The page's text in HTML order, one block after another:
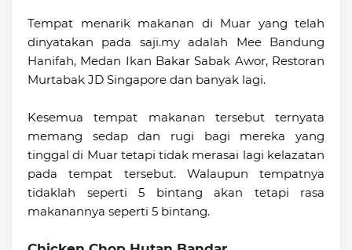
Tempat menarik makanan di Muar yang telah
dinyatakan pada saji.my adalah Mee Bandung
Hanifah, Medan Ikan Bakar Sabak Awor, Restoran
Murtabak JD Singapore dan banyak lagi.
Kesemua tempat makanan tersebut ternyata
memang sedap dan rugi bagi mereka yang
tinggal di Muar tetapi tidak merasai lagi kelazatan
pada tempat tersebut. Walaupun tempatnya
tidaklah seperti 5 bintang akan tetapi rasa
makanannya seperti 5 bintang.